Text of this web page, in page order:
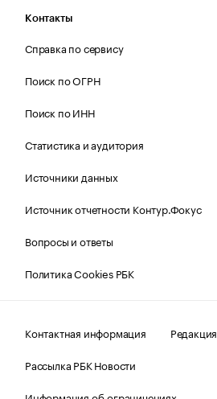
Контакты
Справка по сервису
Поиск по ОГРН
Поиск по ИНН
Статистика и аудитория
Источники данных
Источник отчетности Контур.Фокус
Вопросы и ответы
Политика Cookies РБК
Контактная информация
Редакция
Рассылка РБК Новости